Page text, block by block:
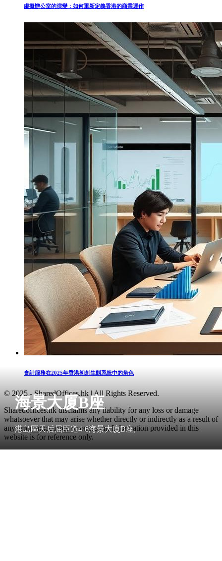
海景大厦B座
港島區天后屈臣道4-6海景大廈B座,
虛擬辦公室的演變：如何重新定義香港的商業運作
會計服務在2025年香港初創生態系統中的角色
© 2025 - SharedOffices.hk | All Rights Reserved.
Sharedoffices.hk disclaims any liability for any loss or damage
whatsoever that may arise whether directly or indirectly as a result of
any error, inaccuracy or omission. Information provided in this
website is for reference only.